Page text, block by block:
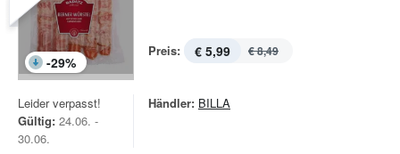
-29%
Preis: € 5,99 € 8,49
Leider verpasst!
Gültig: 24.06. -
30.06.
Händler: BILLA